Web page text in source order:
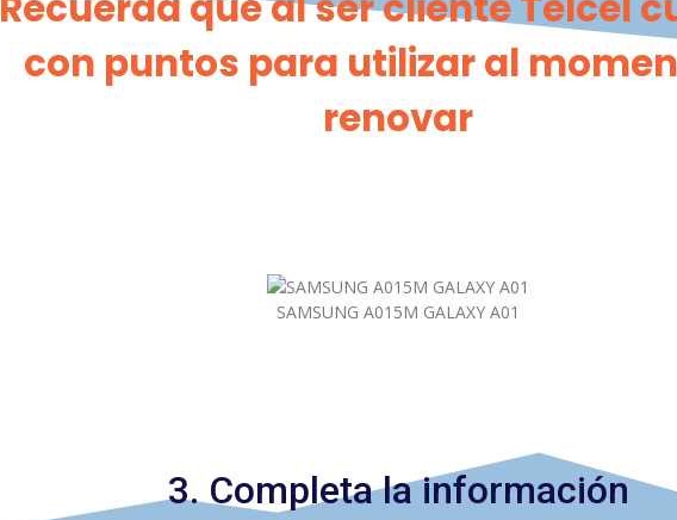
con puntos para utilizar al
renovar
SAMSUNG A015M GALAXY A01
3. Completa la información